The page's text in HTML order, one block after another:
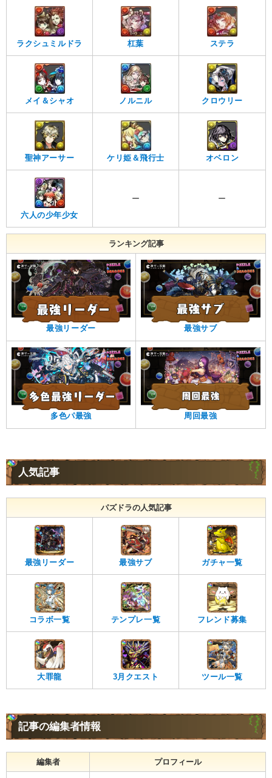
ラクシュミルドラ 杠葉 ステラ
メイ＆シャオ ノルニル クロウリー
聖神アーサー ケリ姫＆飛行士 オベロン
六人の少年少女
ー ー
ランキング記事
最強リーダー 最強サブ
多色パ最強 周回最強
人気記事
パズドラの人気記事
最強リーダー 最強サブ ガチャ一覧
コラボ一覧 テンプレ一覧 フレンド募集
大罪龍 3月クエスト ツール一覧
記事の編集者情報
編集者 プロフィール